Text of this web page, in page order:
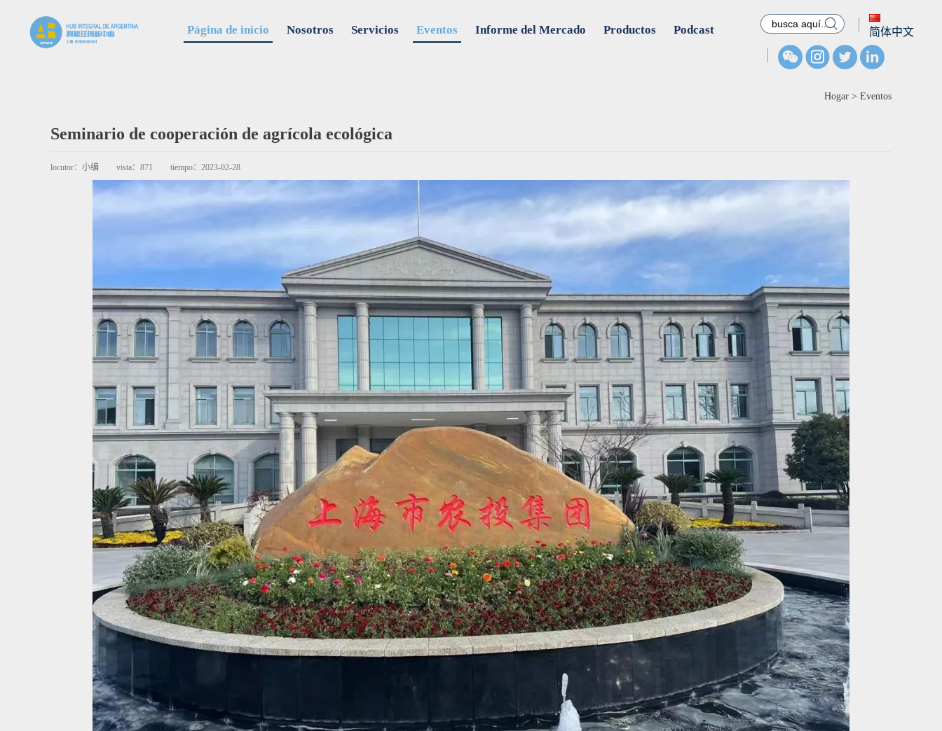
Página de inicio Nosotros Servicios Eventos Informe del Mercado Productos Podcast 
简体中文
Hogar > Eventos
Seminario de cooperación de agrícola ecológica
locutor： 小编 vista： 871 tiempo： 2023-02-28